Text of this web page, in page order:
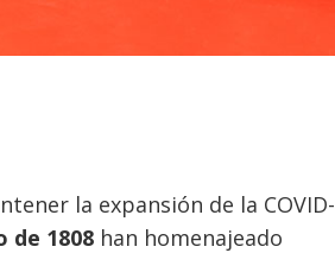
la expansión de la COVID-
de 1808 han homenajeado